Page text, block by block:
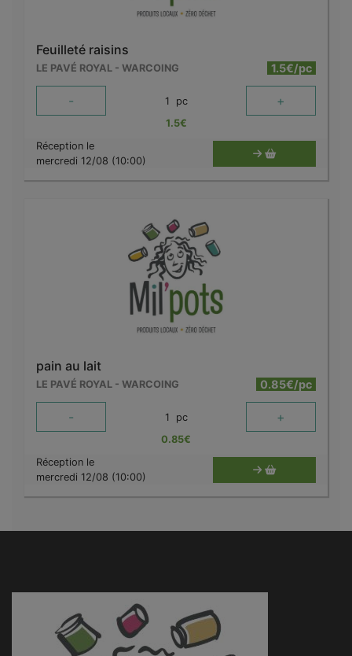
Feuilleté raisins
LE PAVÉ ROYAL - WARCOING 1.5€/pc
- 1 pc +
1.5€
Réception le
mercredi 12/08 (10:00)
pain au lait
LE PAVÉ ROYAL - WARCOING 0.85€/pc
- 1 pc +
0.85€
Réception le
mercredi 12/08 (10:00)